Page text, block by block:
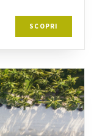
SCOPRI